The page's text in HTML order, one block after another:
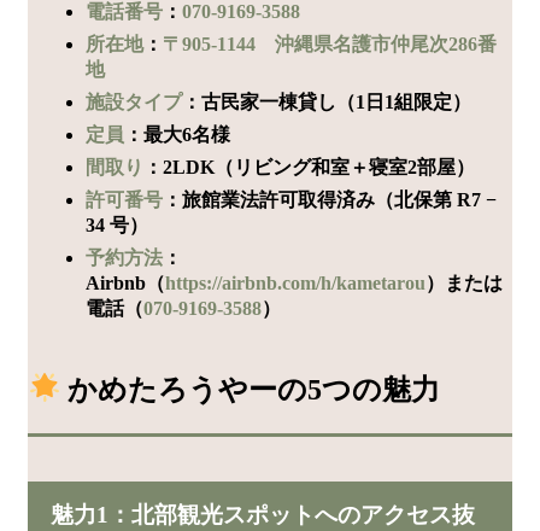
電話番号 ： 070-9169-3588
所在地： 〒905-1144 沖縄県名護市仲尾次286番
地
施設タイプ：古民家一棟貸し（1日1組限定）
定員 ：最大6名様
間取り ：2LDK（リビング和室＋寝室2部屋）
許可番号 ：旅館業法許可取得済み（北保第 R7 −
34 号）
予約方法 ：
Airbnb（https://airbnb.com/h/kametarou）または
電話（070-9169-3588）
かめたろうやーの5つの魅力
魅力1：北部観光スポットへのアクセス抜